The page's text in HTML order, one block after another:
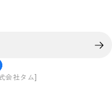
社タム]